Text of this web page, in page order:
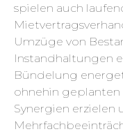
spielen auch
Umzüge von
Instandhaltungen
Bündelung
ohnehin geplanten
Synergien erzielen